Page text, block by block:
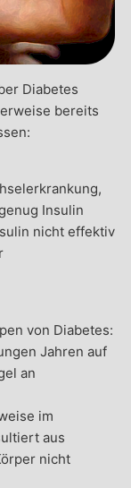
Diabetes
bereits
Insulin
nicht effektiv
von Diabetes:
Jahren auf
an
im
aus
nicht